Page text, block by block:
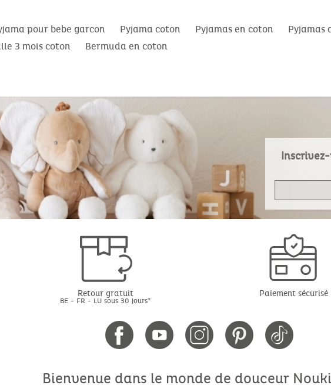
pour bebe garcon Pyjama coton Pyjamas en coton Pyjamas
3 mois coton Bermuda en coton
Retour gratuit
BE - FR - LU sous 30 jours*
Paiement sécurisé
Bienvenue dans le monde de douceur